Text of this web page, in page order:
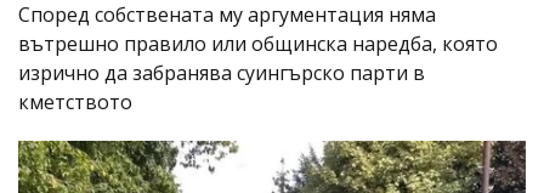
Според собствената му аргументация няма
вътрешно правило или общинска наредба, която
изрично да забранява суингърско парти в
кметството